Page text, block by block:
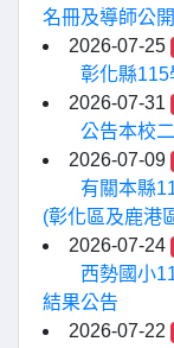
名冊及導師公
2026-07-25
彰化縣115
2026-07-31
公告本校
2026-07-09
有關本縣
(彰化區及鹿港
2026-07-24
西勢國小
結果公告
2026-07-22